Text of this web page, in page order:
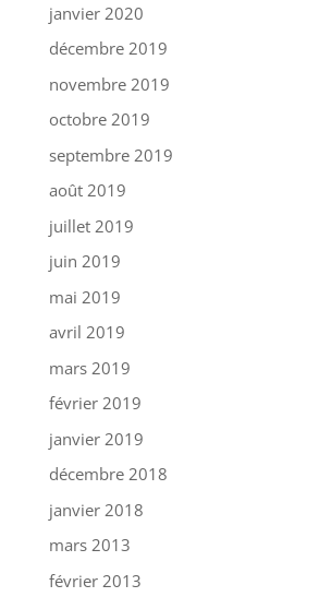
janvier 2020
décembre 2019
novembre 2019
octobre 2019
septembre 2019
août 2019
juillet 2019
juin 2019
mai 2019
avril 2019
mars 2019
février 2019
janvier 2019
décembre 2018
janvier 2018
mars 2013
février 2013